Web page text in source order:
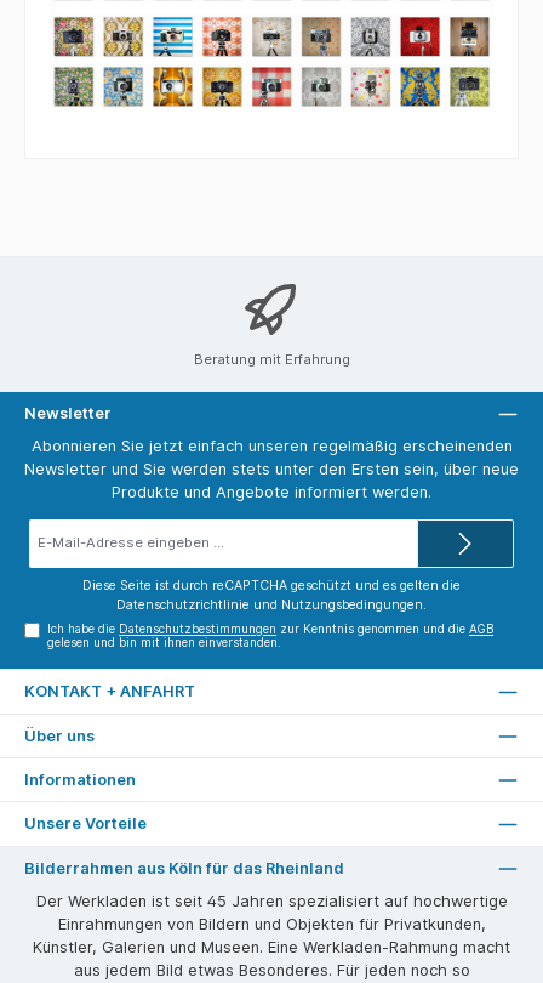
Beratung mit Erfahrung
Newsletter
Abonnieren Sie jetzt einfach unseren regelmäßig erscheinenden
Newsletter und Sie werden stets unter den Ersten sein, über neue
Produkte und Angebote informiert werden.
Diese Seite ist durch reCAPTCHA geschützt und es gelten die
Datenschutzrichtlinie und Nutzungsbedingungen
Ich habe die Datenschutzbestimmungen zur Kenntnis genommen und dieAGB
gelesen und bin mit ihnen einverstanden.
KONTAKT + ANFAHRT
Über uns
Informationen
Unsere Vorteile
Bilderrahmen aus Köln für das Rheinland
Der Werkladen ist seit 45 Jahren spezialisiert auf hochwertige
Einrahmungen von Bildern und Objekten für Privatkunden,
Künstler, Galerien und Museen. Eine Werkladen-Rahmung macht
aus jedem Bild etwas Besonderes. Für jeden noch so